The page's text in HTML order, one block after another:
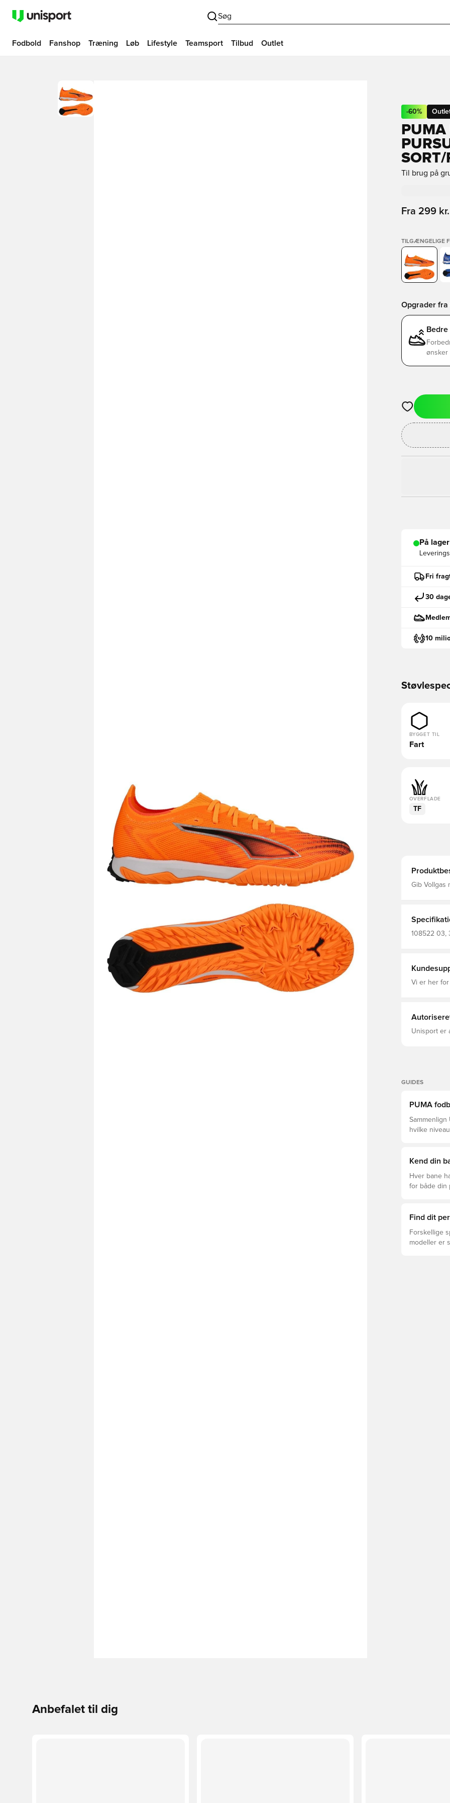
Søg
Fodbold Fanshop Træning Løb Lifestyle Teamsport Tilbud Outlet
-60%
Til brug på
Fra 299 kr.
TILGÆNGELIGE
Opgrader fra
Bedre
ønsker
Åbner en
På
Fri
30
10
BYGGET TIL
Fart
OVERFLADE
TF
Gib Vollgas
Naturböden
ULTRA. Breite: Regulär Dünne Gummilaufsohle mit Stollen und
EVA-
Oberfläche:
108522 03,
Vi er her
Unisport er
GUIDES
PUMA
Sammenlign
hvilke
Kend din
Hver bane
for både din
forskellige
Find dit
Forskellige
modeller er
Anbefalet til dig